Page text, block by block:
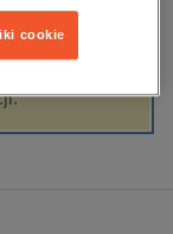
cookie